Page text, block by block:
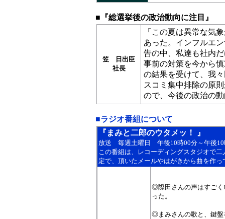
■『総選挙後の政治動向に注目 』
笠 日出臣
社長
「この夏は異常な気
あった。インフルエ
告の中、私達も社内
事前の対策を今から
の結果を受けて、我
スコミ集中排除の原
ので、今後の政治の
■ラジオ番組について
『まみと二郎のウタメッ！ 』
放送 毎週土曜日
午後10時00分～午後
この番組は、レコーディングスタジオで
定で、頂いたメールやはがきから曲を作
◎際田さんの声はすごく
った。
◎まみさんの歌と、鍵盤